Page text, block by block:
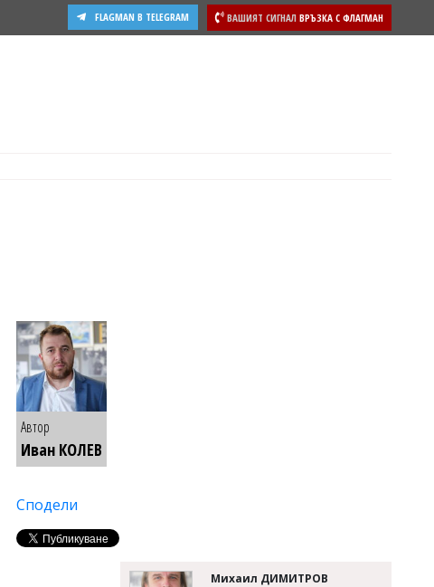
ВАШИЯТ СИГНАЛ ВРЪЗКА С ФЛАГМАН
FLAGMAN В TELEGRAM
Автор
Иван КОЛЕВ
Сподели
Михаил ДИМИТРОВ